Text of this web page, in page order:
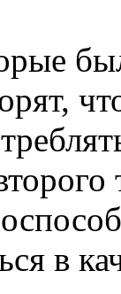
в